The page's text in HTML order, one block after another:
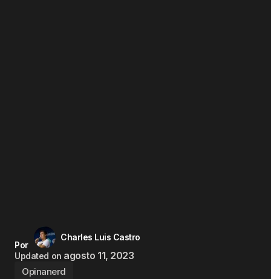
Por
Charles Luis Castro
Updated on agosto 11, 2023
Opinanerd